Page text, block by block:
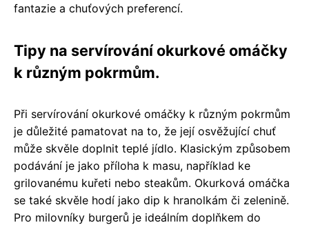
fantazie a chuťových preferencí.
Tipy na servírování okurkové omáčky
k různým pokrmům.
Při servírování okurkové omáčky k různým pokrmům
je důležité pamatovat na to, že její osvěžující chuť
může skvěle doplnit teplé jídlo. Klasickým způsobem
podávání je jako příloha k masu, například ke
grilovanému kuřeti nebo steakům. Okurková omáčka
se také skvěle hodí jako dip k hranolkám či zelenině.
Pro milovníky burgerů je ideálním doplňkem do